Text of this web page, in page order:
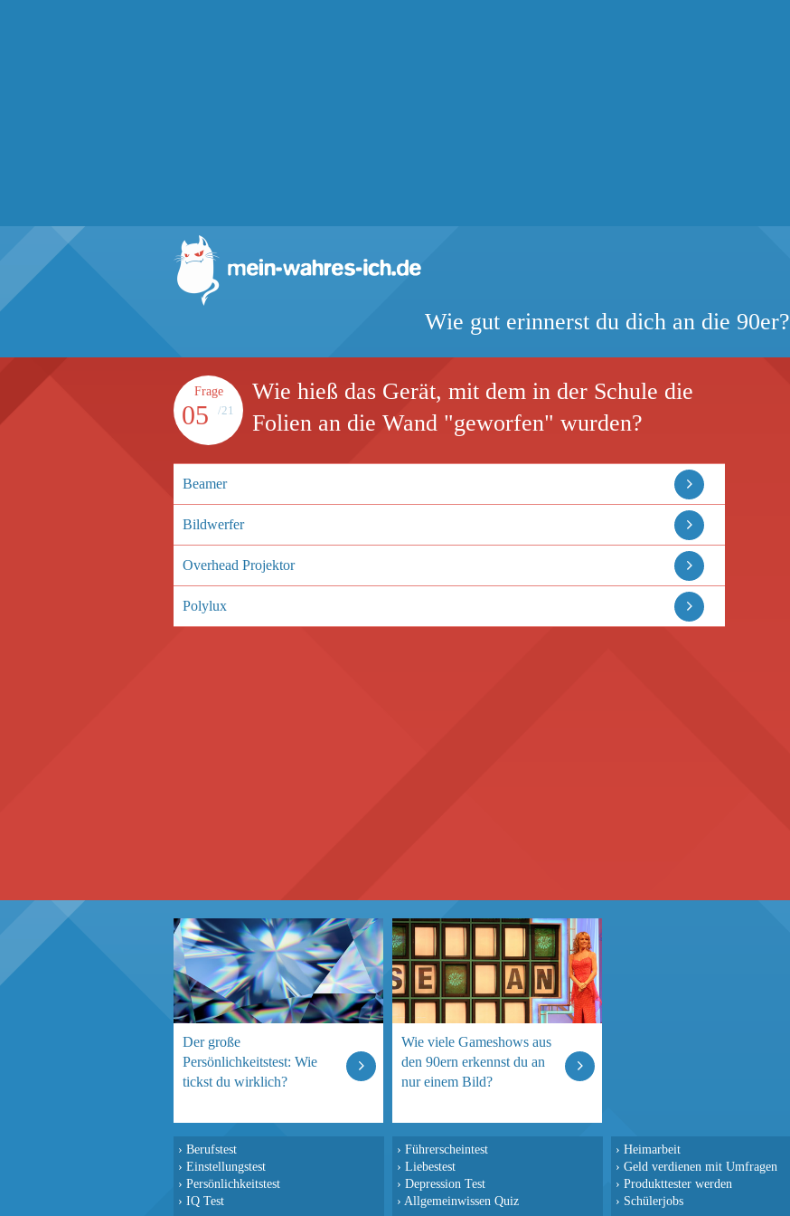
Wie gut erinnerst du dich an die 90er?
Frage
05 /21
Wie hieß das Gerät, mit dem in der Schule die
Folien an die Wand "geworfen" wurden?
Beamer
Bildwerfer
Overhead Projektor
Polylux
Der große
Persönlichkeitstest: Wie
tickst du wirklich?
Wie viele Gameshows aus
den 90ern erkennst du an
nur einem Bild?
› Berufstest
› Einstellungstest
› Persönlichkeitstest
› IQ Test
› Führerscheintest
› Liebestest
› Depression Test
› Allgemeinwissen Quiz
› Heimarbeit
› Geld verdienen mit Umfragen
› Produkttester werden
› Schülerjobs